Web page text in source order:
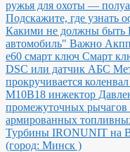
ружья для охоты —
Подскажите, где узнать
Какими не должны быть
автомобиль" Важно Акпп
е60 смарт ключ Смарт
DSC или датчик АБС
прокручивается
М10В18 инжектор
промежуточных
армированных
Турбины IRONUNIT на
(город: Минск )